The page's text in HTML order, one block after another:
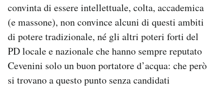
convinta di essere intellettuale, colta, accademica
(e massone), non convince alcuni di questi ambiti
di potere tradizionale, né gli altri poteri forti del
PD locale e nazionale che hanno sempre reputato
Cevenini solo un buon portatore d’acqua: che però
si trovano a questo punto senza candidati